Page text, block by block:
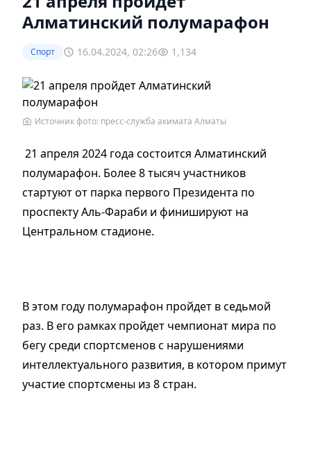
Aлматинский полумарафон
Спорт 16.04.2024, 02:26 1,134
Источник фото: пресс-служба акимата Алматы
21 апреля 2024 года состоится Алматинский
полумарафон. Более 8 тысяч участников
стартуют от парка первого Президента по
проспекту Аль-Фараби и финишируют на
Центральном стадионе.
В этом году полумарафон пройдет в седьмой
раз. В его рамках пройдет чемпионат мира по
бегу среди спортсменов с нарушениями
интеллектуального развития, в котором примут
участие спортсмены из 8 стран.